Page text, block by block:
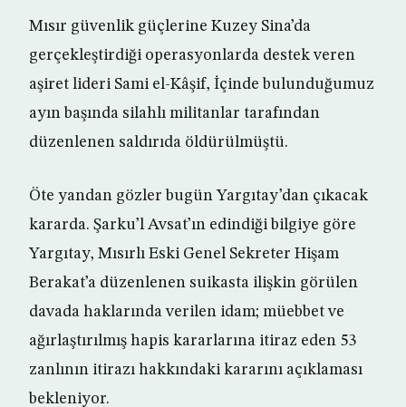
Mısır güvenlik güçlerine Kuzey Sina’da
gerçekleştirdiği operasyonlarda destek veren
aşiret lideri Sami el-Kâşif, İçinde bulunduğumuz
ayın başında silahlı militanlar tarafından
düzenlenen saldırıda öldürülmüştü.
Öte yandan gözler bugün Yargıtay’dan çıkacak
kararda. Şarku’l Avsat’ın edindiği bilgiye göre
Yargıtay, Mısırlı Eski Genel Sekreter Hişam
Berakat’a düzenlenen suikasta ilişkin görülen
davada haklarında verilen idam; müebbet ve
ağırlaştırılmış hapis kararlarına itiraz eden 53
zanlının itirazı hakkındaki kararını açıklaması
bekleniyor.